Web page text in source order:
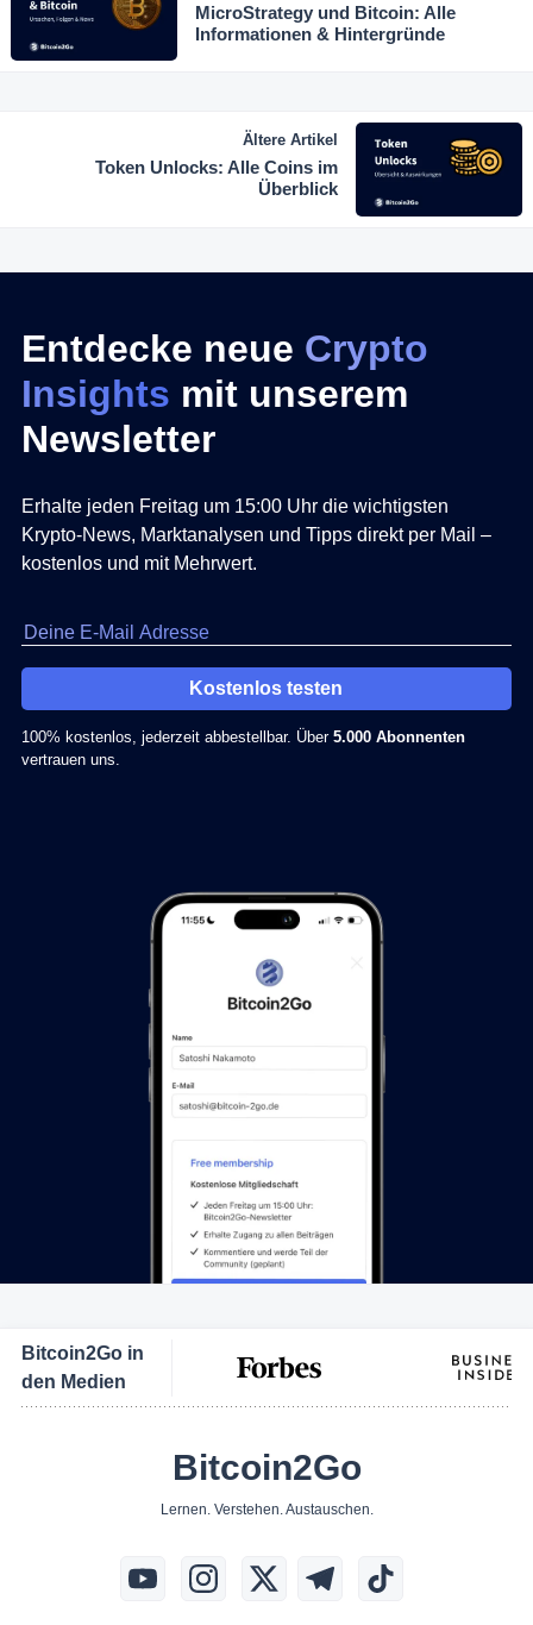
MicroStrategy und Bitcoin: Alle
Informationen & Hintergründe
Ältere Artikel
Token Unlocks: Alle Coins im
Überblick
Entdecke neue Crypto
Insights mit unserem
Newsletter
Erhalte jeden Freitag um 15:00 Uhr die wichtigsten
Krypto-News, Marktanalysen und Tipps direkt per Mail –
kostenlos und mit Mehrwert.
Kostenlos testen
100% kostenlos, jederzeit abbestellbar. Über 5.000 Abonnenten
vertrauen uns.
Bitcoin2Go in
den Medien
Bitcoin2Go
Lernen. Verstehen. Austauschen.